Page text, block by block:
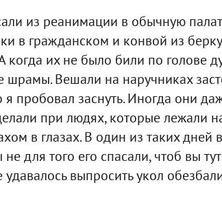
из реанимации в обычную
в гражданском и конвой из
когда их не было били по голове
Вешали на наручниках
я пробовал заснуть. Иногда они
при людях, которые лежали
в глазах. В один из таких
для того его спасали, чтоб вы
удавалось выпросить укол